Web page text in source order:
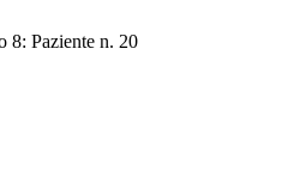
8: Paziente n. 20